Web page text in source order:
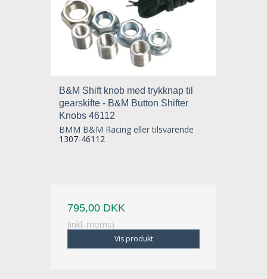
B&M Shift knob med trykknap til
gearskifte - B&M Button Shifter
Knobs 46112
BMM B&M Racing eller tilsvarende
1307-46112
795,00 DKK
(inkl. moms)
Vis produkt